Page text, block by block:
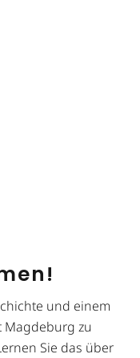
und einem
zu
Sie das über